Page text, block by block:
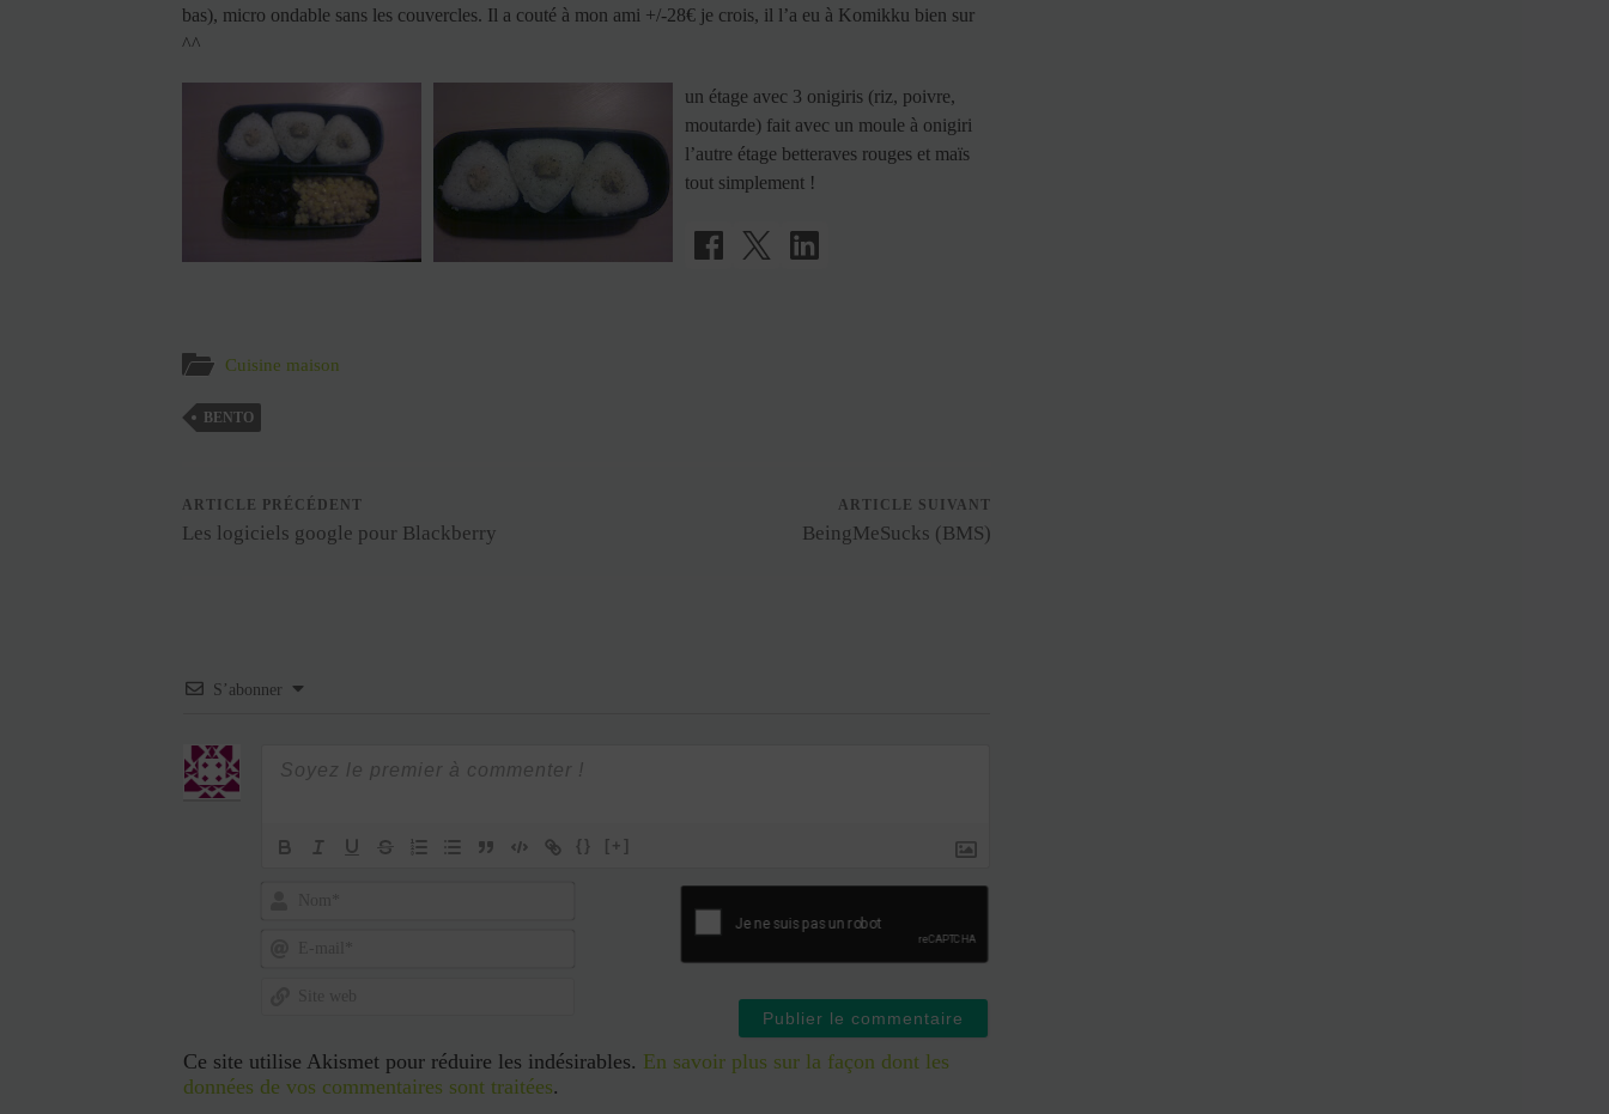
bas), micro ondable sans les couvercles. Il a couté à mon ami +/-28€ je crois, il l’a eu à Komikku bien sur
^^
un étage avec 3 onigiris (riz, poivre,
moutarde) fait avec un moule à onigiri
l’autre étage betteraves rouges et maïs
tout simplement !
Cuisine maison
BENTO
ARTICLE PRÉCÉDENT
Les logiciels google pour Blackberry
ARTICLE SUIVANT
BeingMeSucks (BMS)
S’abonner
{} [+]
web
Ce site utilise Akismet pour réduire les indésirables. En savoir plus sur la façon dont les
données de vos commentaires sont traitées.